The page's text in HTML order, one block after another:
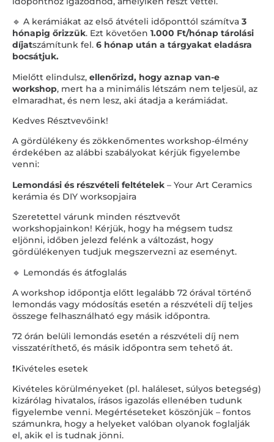
🔹 A kerámiákat az első átvételi időponttól számítva 3
hónapig őrizzük. Ezt követően 1.000 Ft/hónap tárolási
díjatszámítunk fel. 6 hónap után a tárgyakat eladásra
bocsátjuk.
Mielőtt elindulsz, ellenőrizd, hogy aznap van-e
workshop, mert ha a minimális létszám nem teljesül, az
elmaradhat, és nem lesz, aki átadja a kerámiádat.
Kedves Résztvevőink!
A gördülékeny és zökkenőmentes workshop-élmény
érdekében az alábbi szabályokat kérjük figyelembe
venni:
Lemondási és részvételi feltételek – Your Art Ceramics
kerámia és DIY worksopjaira
Szeretettel várunk minden résztvevőt
workshopjainkon! Kérjük, hogy ha mégsem tudsz
eljönni, időben jelezd felénk a változást, hogy
gördülékenyen tudjuk megszervezni az eseményt.
🔹 Lemondás és átfoglalás
A workshop időpontja előtt legalább 72 órával történő
lemondás vagy módosítás esetén a részvételi díj teljes
összege felhasználható egy másik időpontra.
72 órán belüli lemondás esetén a részvételi díj nem
visszatéríthető, és másik időpontra sem tehető át.
❗Kivételes esetek
Kivételes körülményeket (pl. haláleset, súlyos betegség)
kizárólag hivatalos, írásos igazolás ellenében tudunk
figyelembe venni. Megértéseteket köszönjük – fontos
számunkra, hogy a helyeket valóban olyanok foglalják
el, akik el is tudnak jönni.